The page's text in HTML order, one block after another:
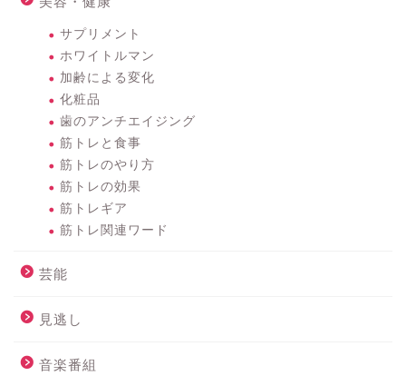
サプリメント
ホワイトルマン
加齢による変化
化粧品
歯のアンチエイジング
筋トレと食事
筋トレのやり方
筋トレの効果
筋トレギア
筋トレ関連ワード
芸能
見逃し
音楽番組